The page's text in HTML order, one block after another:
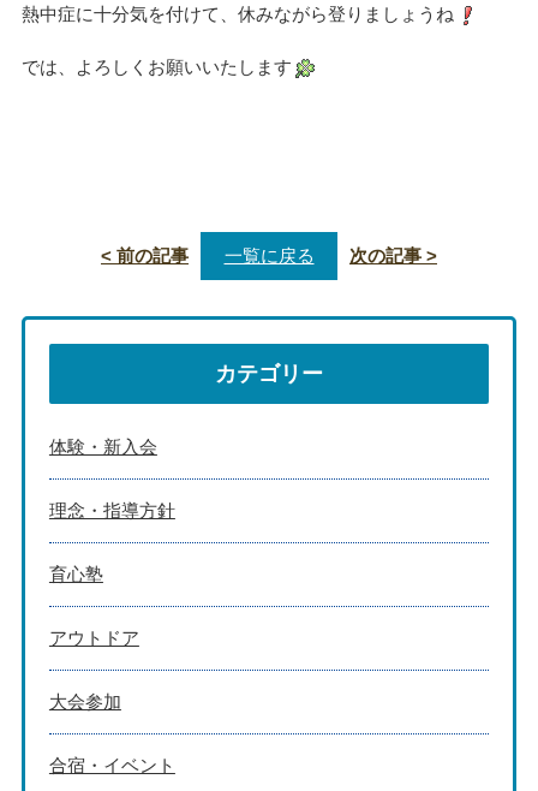
熱中症に十分気を付けて、休みながら登りましょうね
では、よろしくお願いいたします
< 前の記事 一覧に戻る 次の記事 >
カテゴリー
体験・新入会
理念・指導方針
育心塾
アウトドア
大会参加
合宿・イベント